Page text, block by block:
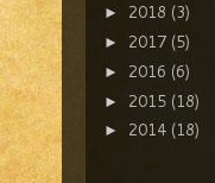
► 2018 (3)
► 2017 (5)
► 2016 (6)
► 2015 (18)
► 2014 (18)